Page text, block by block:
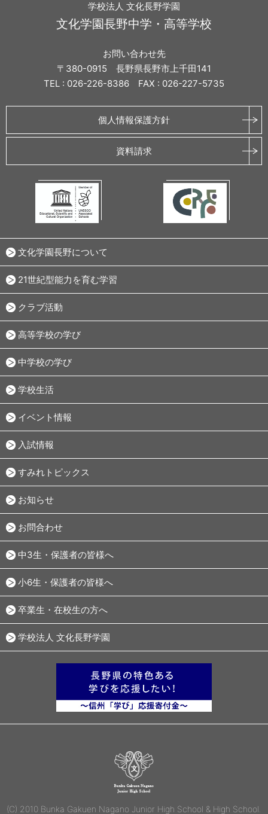
学校法人 文化長野学園
文化学園長野中学・高等学校
お問い合わせ先
〒380-0915 長野県長野市上千田141
TEL : 026-226-8386 FAX : 026-227-5735
個人情報保護方針
資料請求
文化学園長野について
21世紀型能力を育む学習
クラブ活動
高等学校の学び
中学校の学び
学校生活
イベント情報
入試情報
すみれトピックス
お知らせ
お問合わせ
中3生・保護者の皆様へ
小6生・保護者の皆様へ
卒業生・在校生の方へ
学校法人 文化長野学園
(C) 2010 Bunka Gakuen Nagano Junior High School & High School.